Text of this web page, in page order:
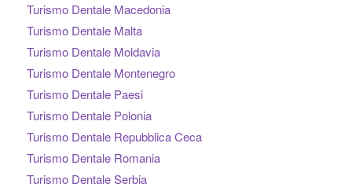
Turismo Dentale Macedonia
Turismo Dentale Malta
Turismo Dentale Moldavia
Turismo Dentale Montenegro
Turismo Dentale Paesi
Turismo Dentale Polonia
Turismo Dentale Repubblica Ceca
Turismo Dentale Romania
Turismo Dentale Serbia